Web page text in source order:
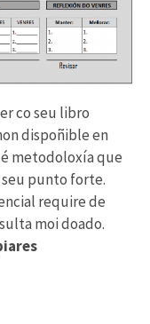
co seu libro
dispoñible en
é metodoloxía que
seu punto forte.
require de
moi doado.